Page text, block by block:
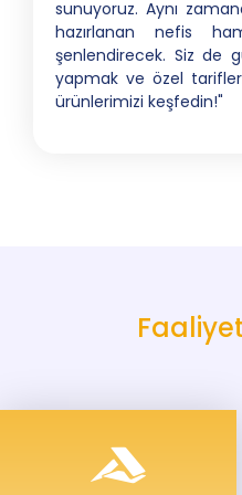
sunuyoruz. Aynı
hazırlanan nefis
şenlendirecek. Siz de
yapmak ve özel
ürünlerimizi keşfedin!"